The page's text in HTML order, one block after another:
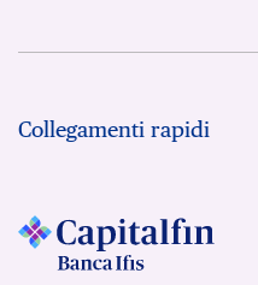
Collegamenti rapidi